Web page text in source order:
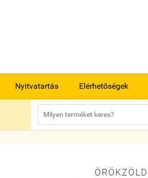
Nyitvatartás Elérhetőségek